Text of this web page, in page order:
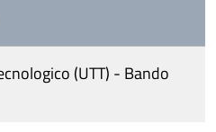
(UTT) - Bando